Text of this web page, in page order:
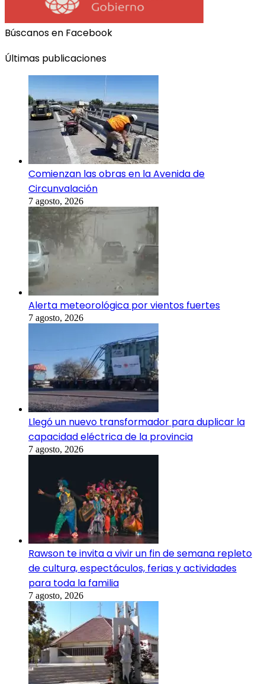
Búscanos en Facebook
Últimas publicaciones
Comienzan las obras en la Avenida de
Circunvalación
7 agosto, 2026
Alerta meteorológica por vientos fuertes
7 agosto, 2026
Llegó un nuevo transformador para duplicar la
capacidad eléctrica de la provincia
7 agosto, 2026
Rawson te invita a vivir un fin de semana repleto
de cultura, espectáculos, ferias y actividades
para toda la familia
7 agosto, 2026